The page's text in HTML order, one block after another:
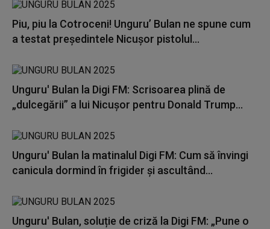
Piu, piu la Cotroceni! Unguru’ Bulan ne spune cum
a testat președintele Nicușor pistolul...
Unguru' Bulan la Digi FM: Scrisoarea plină de
„dulcegării” a lui Nicușor pentru Donald Trump...
Unguru' Bulan la matinalul Digi FM: Cum să învingi
canicula dormind în frigider și ascultând...
Unguru' Bulan, soluție de criză la Digi FM: „Pune o